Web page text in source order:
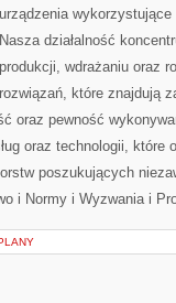
urządzenia
Nasza działalność
produkcji, wdrażaniu oraz
rozwiązań, które znajdują
oraz pewność
oraz technologii, które
poszukujących
i Normy i Wyzwania i